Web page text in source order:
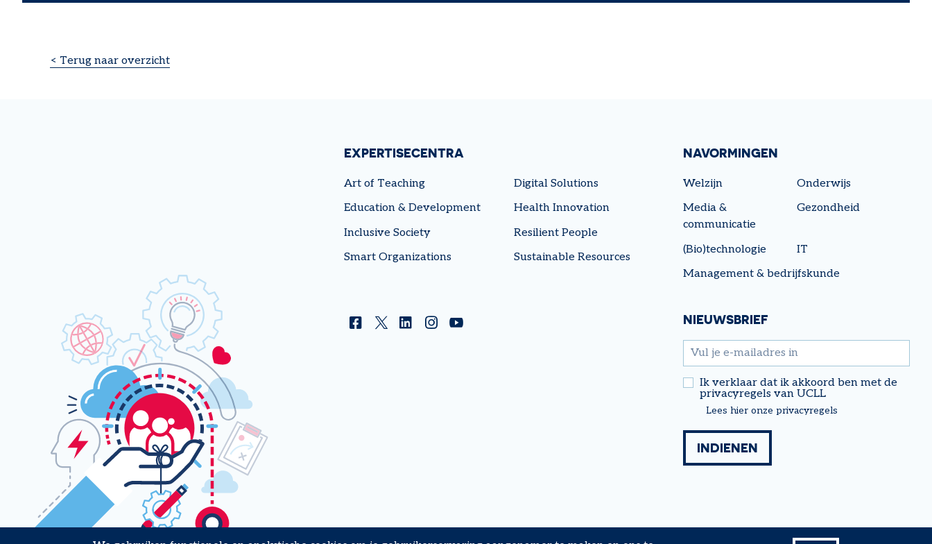
< Terug naar overzicht
EXPERTISECENTRA
Art of Teaching
Digital Solutions
Education & Development
Health Innovation
Inclusive Society
Resilient People
Smart Organizations
Sustainable Resources
NAVORMINGEN
Welzijn
Onderwijs
Media &
communicatie
Gezondheid
(Bio)technologie
IT
Management & bedrijfskunde
NIEUWSBRIEF
email
Ik verklaar dat ik akkoord ben met de
privacyregels van UCLL
Lees hier onze privacyregels